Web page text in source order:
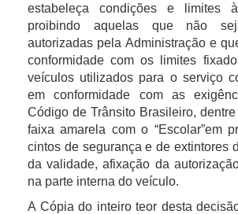
estabeleça condições e limites à
proibindo aquelas que não
autorizadas pela Administração e
conformidade com os limites
veículos utilizados para o serviço
em conformidade com as
Código de Trânsito Brasileiro,
faixa amarela com o “Escolar”em
cintos de segurança e de extintores
da validade, afixação da
na parte interna do veículo.
A Cópia do inteiro teor desta